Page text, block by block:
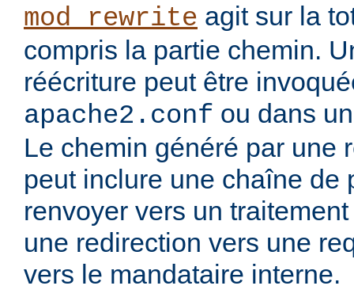
mod_rewrite agit sur la
compris la partie chemin.
réécriture peut être
apache2.conf ou dans
Le chemin généré par une
peut inclure une chaîne de
renvoyer vers un
une redirection vers une
vers le mandataire interne.